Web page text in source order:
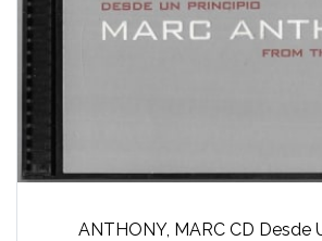
ANTHONY, MARC CD Desde